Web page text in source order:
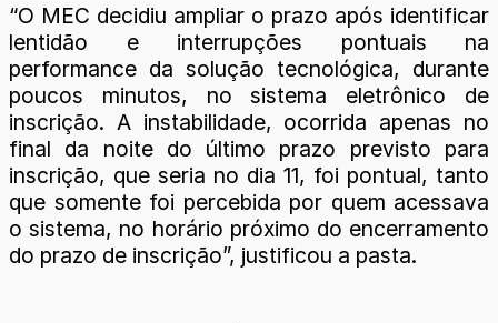
“O MEC decidiu ampliar o prazo após identificar
lentidão e interrupções pontuais na
performance da solução tecnológica, durante
poucos minutos, no sistema eletrônico de
inscrição. A instabilidade, ocorrida apenas no
final da noite do último prazo previsto para
inscrição, que seria no dia 11, foi pontual, tanto
que somente foi percebida por quem acessava
o sistema, no horário próximo do encerramento
do prazo de inscrição”, justificou a pasta.